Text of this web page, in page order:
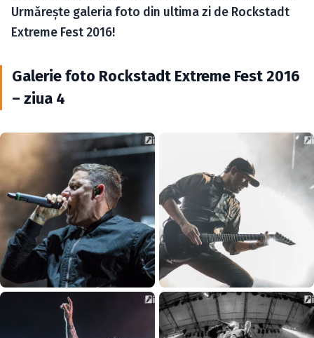
Urmăreşte galeria foto din ultima zi de Rockstadt
Extreme Fest 2016!
Galerie foto Rockstadt Extreme Fest 2016
– ziua 4